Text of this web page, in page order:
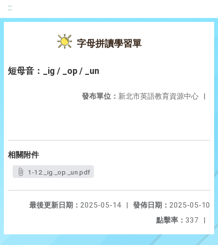
:::
字母拼讀學習單
短母音：_ig / _op / _un
發布單位： 新北市英語教育資源中心 |
相關附件
1-12._ig._op._un.pdf
發佈日期： 2025-05-10
最後更新日期： 2025-05-14
|
點擊率： 337 |